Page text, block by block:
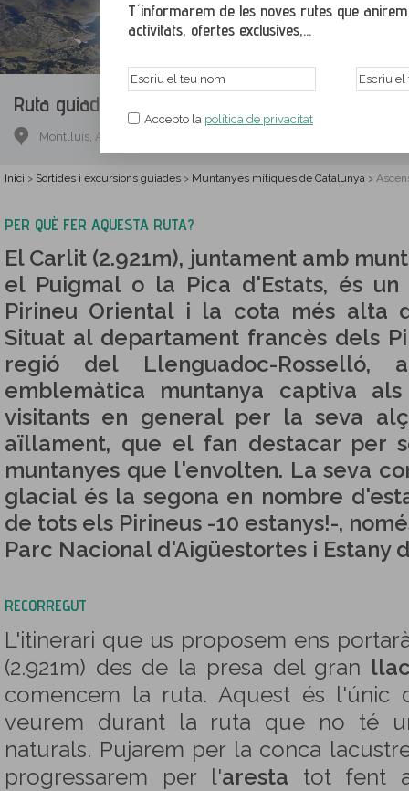
T´informarem de les noves rutes que
activitats, ofertes exclusives,...
Accepto la política de privacitat
Ruta guiada.
Montlluís, Alta Cerdanya, França
Inici > Sortides i excursions guiades > Muntanyes mítiques de Catalunya >
PER QUÈ FER AQUESTA RUTA?
El Carlit (2.921m), juntament amb
el Puigmal o la Pica d'Estats, és
Pirineu Oriental i la cota més alta
Situat al departament francès dels
regió del Llenguadoc-Rosselló,
emblemàtica muntanya captiva
visitants en general per la seva
aïllament, que el fan destacar per
muntanyes que l'envolten. La seva
glacial és la segona en nombre
de tots els Pirineus -10 estanys!-,
Parc Nacional d'Aigüestortes i Estany
RECORREGUT
L'itinerari que us proposem ens
(2.921m) des de la presa del gran
comencem la ruta. Aquest és l'únic
veurem durant la ruta que no té
naturals. Pujarem per la conca
progressarem per l'aresta tot fent